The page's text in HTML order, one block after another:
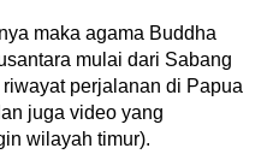
maka agama Buddha
mulai dari Sabang
perjalanan di Papua
juga video yang
wilayah timur).